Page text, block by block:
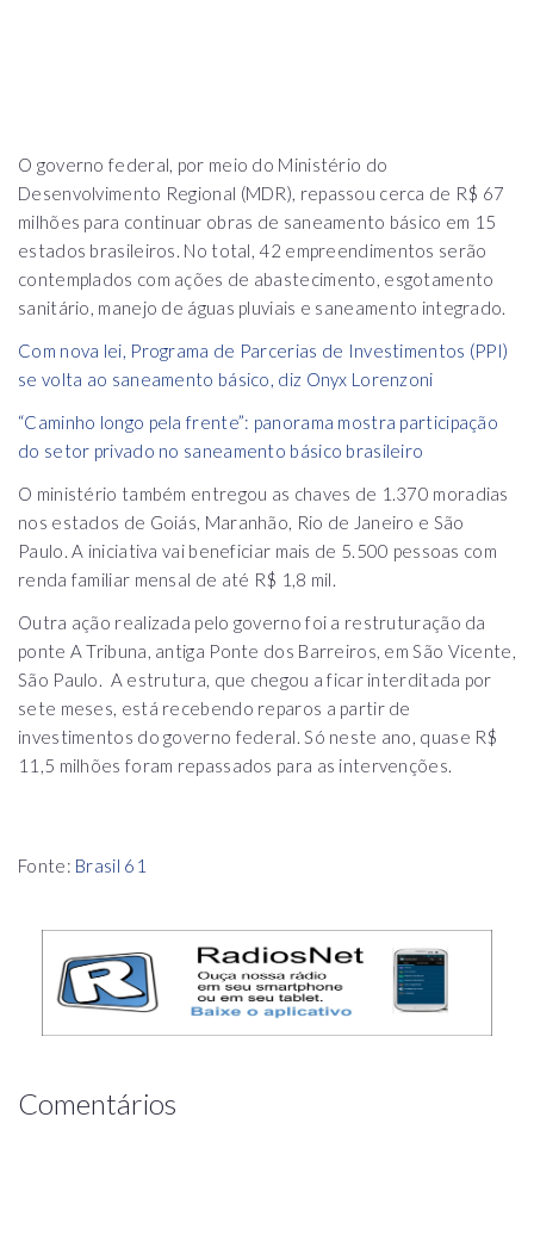
O governo federal, por meio do Ministério do
Desenvolvimento Regional (MDR), repassou cerca de R$ 67
milhões para continuar obras de saneamento básico em 15
estados brasileiros. No total, 42 empreendimentos serão
contemplados com ações de abastecimento, esgotamento
sanitário, manejo de águas pluviais e saneamento integrado.
Com nova lei, Programa de Parcerias de Investimentos (PPI)
se volta ao saneamento básico, diz Onyx Lorenzoni
“Caminho longo pela frente”: panorama mostra participação
do setor privado no saneamento básico brasileiro
O ministério também entregou as chaves de 1.370 moradias
nos estados de Goiás, Maranhão, Rio de Janeiro e São
Paulo. A iniciativa vai beneficiar mais de 5.500 pessoas com
renda familiar mensal de até R$ 1,8 mil.
Outra ação realizada pelo governo foi a restruturação da
ponte A Tribuna, antiga Ponte dos Barreiros, em São Vicente,
São Paulo. A estrutura, que chegou a ficar interditada por
sete meses, está recebendo reparos a partir de
investimentos do governo federal. Só neste ano, quase R$
11,5 milhões foram repassados para as intervenções.
Fonte: Brasil 61
Comentários